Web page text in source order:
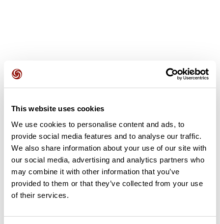
This website uses cookies
We use cookies to personalise content and ads, to
provide social media features and to analyse our traffic.
We also share information about your use of our site with
our social media, advertising and analytics partners who
may combine it with other information that you’ve
provided to them or that they’ve collected from your use
of their services.
Avis des utilisateurs
Soyez le premier à ajouter un avis !
Ajouter un avis